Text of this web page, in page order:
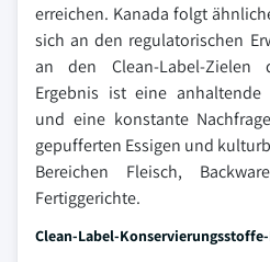
erreichen. Kanada folgt
sich an den regulatorischen
an den Clean-Label-Zielen
Ergebnis ist eine anhaltende
und eine konstante
gepufferten Essigen und
Bereichen Fleisch,
Fertiggerichte.
Clean-Label-